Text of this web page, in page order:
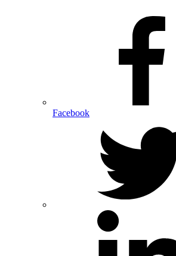
Facebook